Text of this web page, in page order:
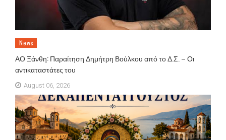
News
ΑΟ Ξάνθη: Παραίτηση Δημήτρη Βούλκου από το Δ.Σ. – Οι
αντικαταστάτες του
August 06, 2026